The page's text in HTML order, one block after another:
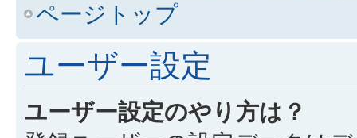
ページトップ
ユーザー設定
ユーザー設定のやり方は？